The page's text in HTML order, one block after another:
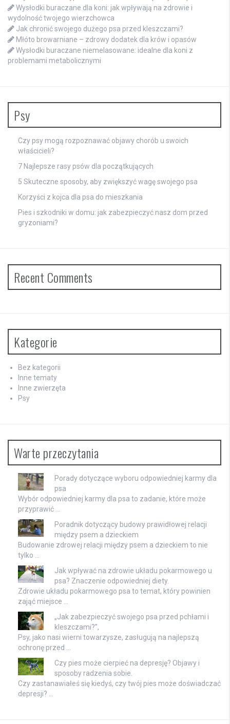
Wysłodki buraczane dla koni: jak wpływają na zdrowie i
wydolność twojego wierzchowca
Jak chronić swojego dużego psa przed kleszczami?
Młóto browarniane – zdrowy dodatek dla krów i opasów
Wysłodki buraczane niemelasowane: idealne dla koni z
problemami metabolicznymi
Psy
Czy psy mogą rozpoznawać objawy chorób u swoich
właścicieli?
7 Najlepsze rasy psów dla początkujących
5 Skuteczne sposoby, aby zwiększyć wagę swojego psa
Korzyści z kojca dla psa do mieszkania
Pies i szkodniki w domu: jak zabezpieczyć nasz dom przed
gryzoniami?
Recent Comments
Kategorie
Bez kategorii
Inne tematy
Inne zwierzęta
Psy
Warte przeczytania
Porady dotyczące wyboru odpowiedniej karmy dla
psa
Wybór odpowiedniej karmy dla psa to zadanie, które może
przyprawić …
Poradnik dotyczący budowy prawidłowej relacji
między psem a dzieckiem
Budowanie zdrowej relacji między psem a dzieckiem to nie
tylko …
Jak wpływać na zdrowie układu pokarmowego u
psa? Znaczenie odpowiedniej diety.
Zdrowie układu pokarmowego psa to temat, który powinien
zająć miejsce …
„Jak zabezpieczyć swojego psa przed pchłami i
kleszczami?”,
Psy, jako nasi wierni towarzysze, zasługują na najlepszą
ochronę przed …
Czy pies może cierpieć na depresję? Objawy i
sposoby radzenia sobie.
Czy zastanawiałeś się kiedyś, czy twój pies może doświadczać
depresji? …